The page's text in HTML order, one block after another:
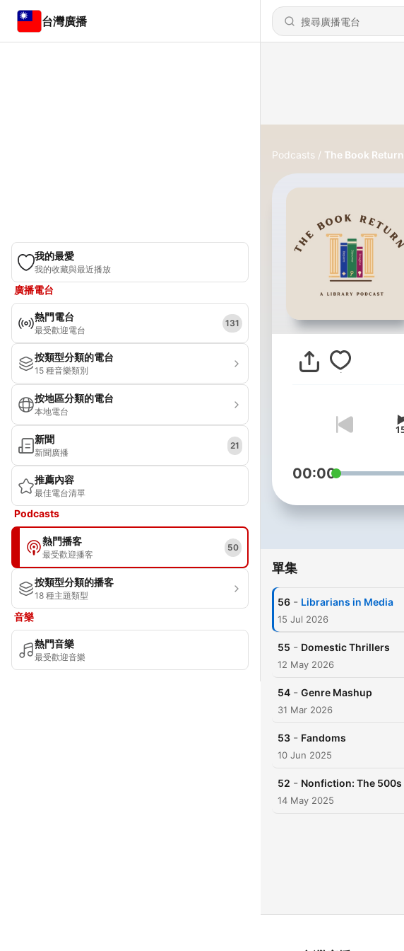
台灣廣播
我的最愛
我的收藏與最近播放
廣播電台
熱門電台
最受歡迎電台
131
按類型分類的電台
15 種音樂類別
按地區分類的電台
本地電台
新聞
新聞廣播
21
推薦內容
最佳電台清單
Podcasts
熱門播客
最受歡迎播客
50
按類型分類的播客
18 種主題類型
音樂
熱門音樂
最受歡迎音樂
Podcasts The Book Return
00:00
單集
56 - Librarians in Media
15 Jul 2026
55 - Domestic Thrillers
12 May 2026
54 - Genre Mashup
31 Mar 2026
53 - Fandoms
10 Jun 2025
52 - Nonfiction: The 500s
14 May 2025